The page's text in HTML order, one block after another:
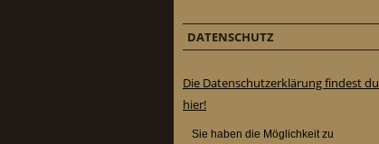
DATENSCHUTZ
Die Datenschutzerklärung findest du
hier!